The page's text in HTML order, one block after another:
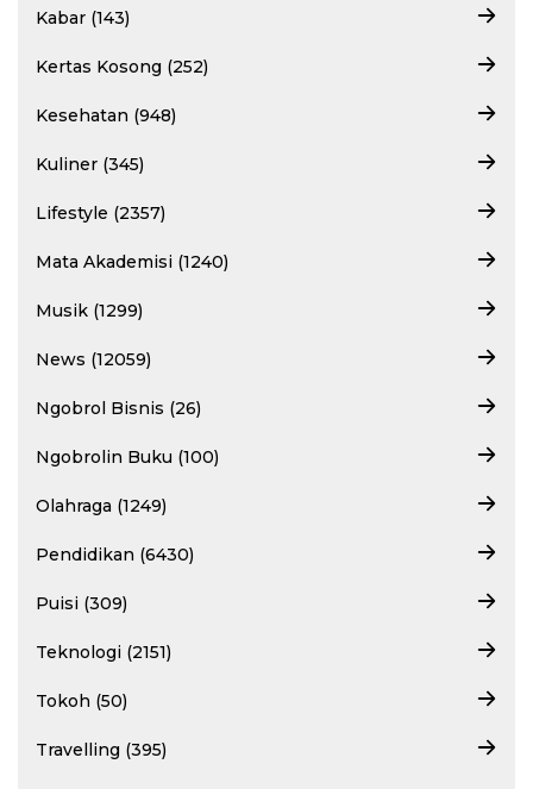
Kabar (143)
Kertas Kosong (252)
Kesehatan (948)
Kuliner (345)
Lifestyle (2357)
Mata Akademisi (1240)
Musik (1299)
News (12059)
Ngobrol Bisnis (26)
Ngobrolin Buku (100)
Olahraga (1249)
Pendidikan (6430)
Puisi (309)
Teknologi (2151)
Tokoh (50)
Travelling (395)